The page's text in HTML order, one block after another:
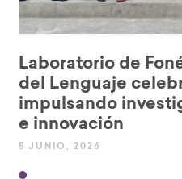
Laboratorio de
del Lenguaje
impulsando
e innovación
5 JUNIO, 2026